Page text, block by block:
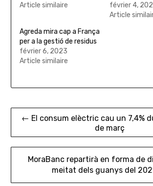
Article similaire
février 4,
Article
Agreda mira cap a França
per a la gestió de residus
février 6, 2023
Article similaire
Navigation
l’article
← El consum elèctric cau un 7,4%
de març
MoraBanc repartirà en forma de
meitat dels guanys del